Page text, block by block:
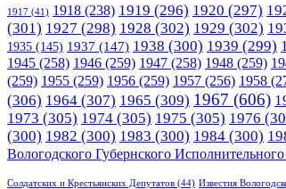
1917 (41) 1918 (238) 1919 (296) 1920 (297)
(301) 1927 (298) 1928 (302) 1929 (302)
1935 (145) 1937 (147) 1938 (300) 1939 (299)
1945 (258) 1946 (259) 1947 (258) 1948 (259)
(259) 1955 (259) 1956 (259) 1957 (256) 1958
(306) 1964 (307) 1965 (309) 1967 (606)
1973 (305) 1974 (305) 1975 (305) 1976
(300) 1982 (300) 1983 (300) 1984 (300)
Вологодского Губернского
Солдатских и Крестьянских Депутатов (44) Известия